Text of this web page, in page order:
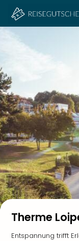
Therme
Entspannung trifft